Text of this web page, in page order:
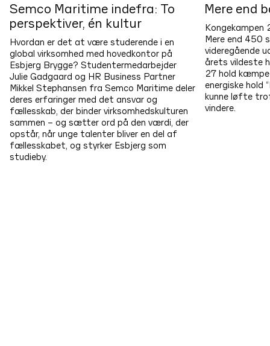
Semco Maritime indefra: To
perspektiver, én kultur
Hvordan er det at være studerende i en
global virksomhed med hovedkontor på
Esbjerg Brygge? Studentermedarbejder
Julie Gadgaard og HR Business Partner
Mikkel Stephansen fra Semco Maritime deler
deres erfaringer med det ansvar og
fællesskab, der binder virksomhedskulturen
sammen – og sætter ord på den værdi, der
opstår, når unge talenter bliver en del af
fællesskabet, og styrker Esbjerg som
studieby.
Mere end
Mere end 450
videregående
årets vildeste
27 hold
energiske hold
kunne løfte
vindere.